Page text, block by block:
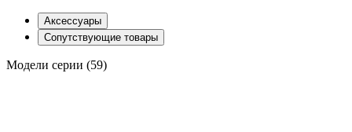
Аксессуары
Сопутствующие товары
Модели серии (59)